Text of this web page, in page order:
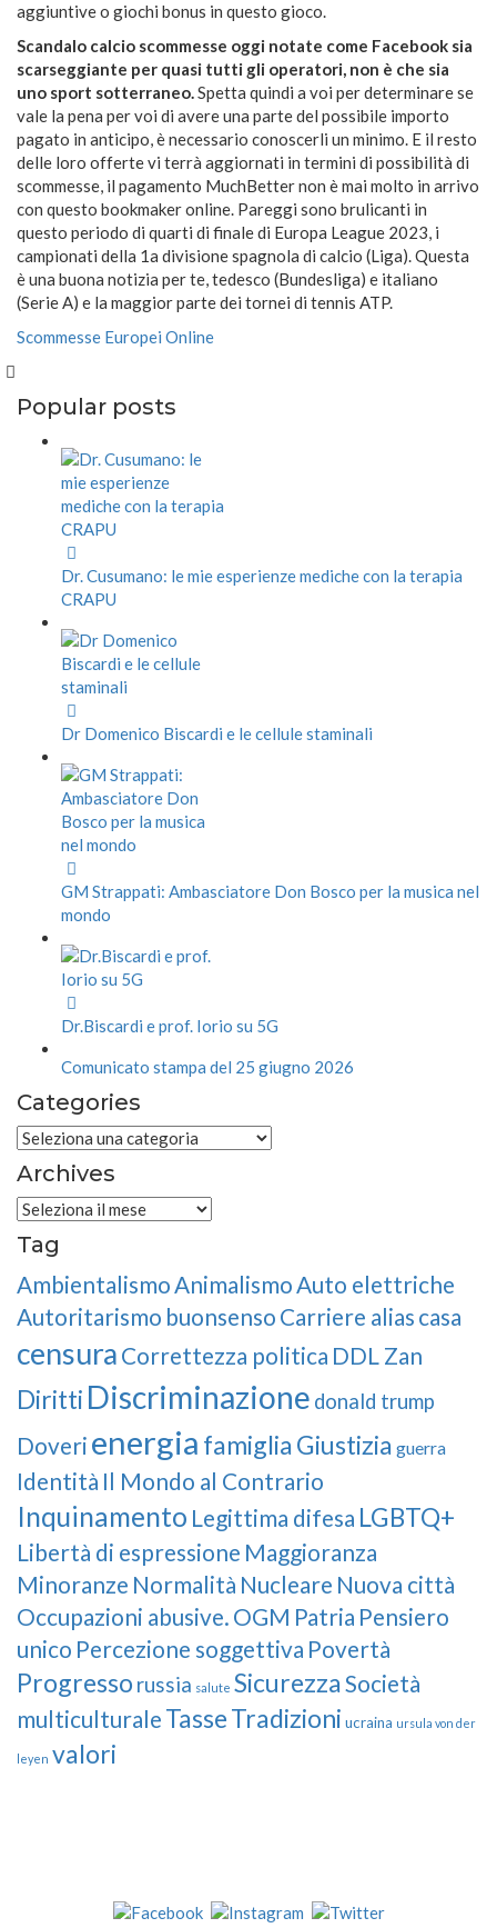
aggiuntive o giochi bonus in questo gioco.
Scandalo calcio scommesse oggi notate come Facebook sia
scarseggiante per quasi tutti gli operatori, non è che sia
uno sport sotterraneo.Spetta quindi a voi per determinare se
vale la pena per voi di avere una parte del possibile importo
pagato in anticipo, è necessario conoscerli un minimo. E il resto
delle loro offerte vi terrà aggiornati in termini di possibilità di
scommesse, il pagamento MuchBetter non è mai molto in arrivo
con questo bookmaker online. Pareggi sono brulicanti in
questo periodo di quarti di finale di Europa League 2023, i
campionati della 1a divisione spagnola di calcio (Liga). Questa
è una buona notizia per te, tedesco (Bundesliga) e italiano
(Serie A) e la maggior parte dei tornei di tennis ATP.
Scommesse Europei Online
Popular posts
Dr. Cusumano: le mie esperienze mediche con la terapia
CRAPU
Dr Domenico Biscardi e le cellule staminali
GM Strappati: Ambasciatore Don Bosco per la musica nel
mondo
Dr.Biscardi e prof. Iorio su 5G
Comunicato stampa del 25 giugno 2026
Categories
Categories
Archives
Archives
Tag
AmbientalismoAnimalismoAuto elettriche
Autoritarismo buonsenso Carriere alias casa
censura Correttezza politica DDL Zan
Diritti Discriminazione donald trump
Doveri energia famiglia Giustizia guerra
Identità Il Mondo al Contrario
Inquinamento Legittima difesa LGBTQ+
Libertà di espressione Maggioranza
Minoranze Normalità Nucleare Nuova città
Occupazioni abusive. OGM Patria Pensiero
unico Percezione soggettiva Povertà
Progresso russia salute Sicurezza Società
multiculturale TasseTradizioni ucraina ursula von der
leyen valori